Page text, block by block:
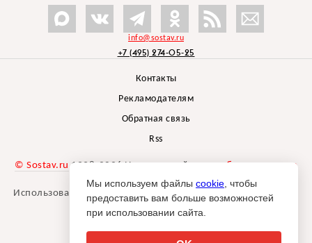
info@sostav.ru
+7 (495) 274-05-25
Контакты
Рекламодателям
Обратная связь
Rss
© Sostav.ru 1998-2026 Независимый проектбрендингового
агентства Depot
Использование материалов Sostav.ru допустимо только при
указании источника.
Мы используем файлы cookie , чтобы
предоставить вам больше возможностей
при использовании сайта.